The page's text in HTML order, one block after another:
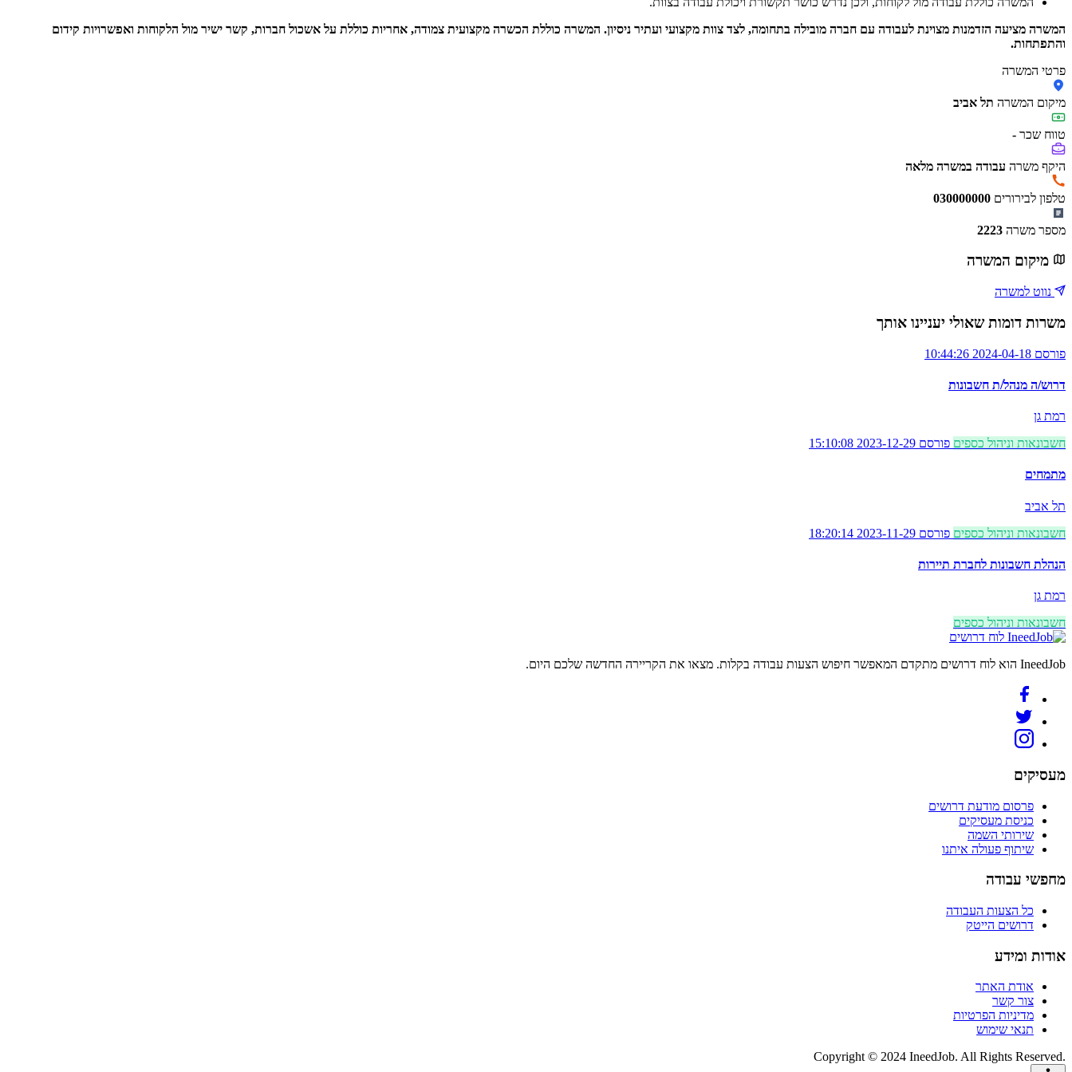
המשרה מציעה הזדמנות מצוינת לעבודה עם חברה מובילה בתחומה, לצד צוות מקצועי ועתיר ניסיון. המשרה כוללת הכשרה מקצועית צמודה, אחריות כוללת על אשכול חברות, קשר ישיר מול הלקוחות ואפשרויות קידום
והתפתחות.
פרטי המשרה
מיקום המשרה תל אביב
טווח שכר -
היקף משרה עבודה במשרה מלאה
טלפון לבירורים 030000000
מספר משרה 2223
מיקום המשרה
נווט למשרה
משרות דומות שאולי יעניינו אותך
פורסם 2024-04-18 10:44:26
דרוש/ה מנהל/ת חשבונות
רמת גן
חשבונאות וניהול כספים פורסם 2023-12-29 15:10:08
מתמחים
תל אביב
חשבונאות וניהול כספים פורסם 2023-11-29 18:20:14
הנהלת חשבונות לחברת תיירות
רמת גן
חשבונאות וניהול כספים
לוח דרושים
IneedJob הוא לוח דרושים מתקדם המאפשר חיפוש הצעות עבודה בקלות. מצאו את הקריירה החדשה שלכם היום.
מעסיקים
פרסום מודעת דרושים
כניסת מעסיקים
שירותי השמה
שיתוף פעולה איתנו
מחפשי עבודה
כל הצעות העבודה
דרושים הייטק
אודות ומידע
אודת האתר
צור קשר
מדיניות הפרטיות
תנאי שימוש
Copyright © 2024 IneedJob. All Rights Reserved.